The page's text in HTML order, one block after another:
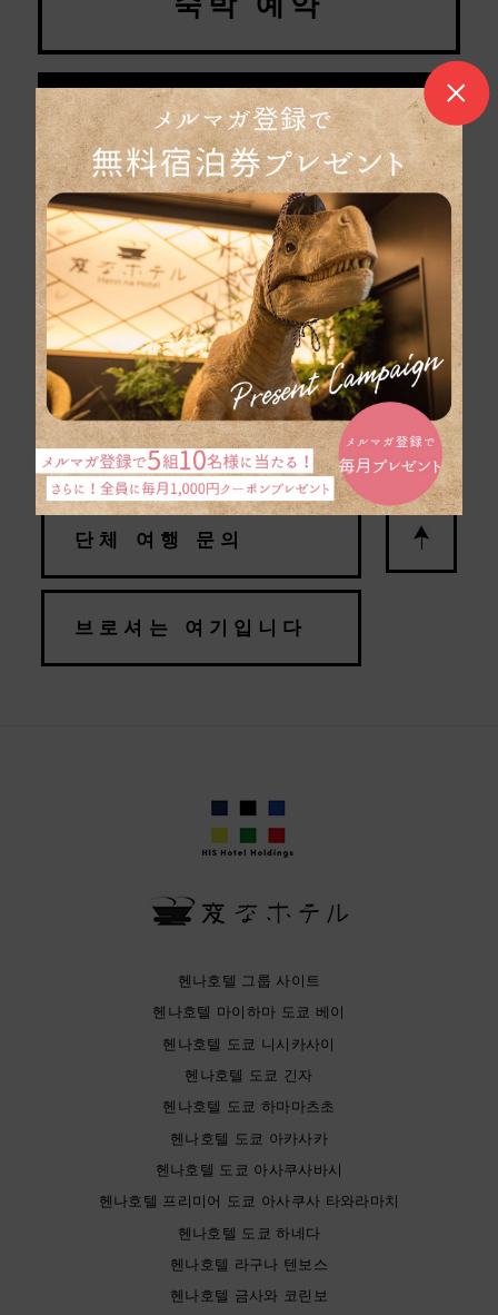
예약 확인・변경・취소
항공권・신칸센과 호텔을 동시에 예약하는 "다이나믹
패키지"는 여기
헨나호텔 도쿄 하마마츠초 고객센터
050-5894-3781
자주 묻는 질문숙박 약관
고객 괴롭힘에 대한 기본 방침
단체 여행 문의
브로셔는 여기입니다
헨나호텔 그룹 사이트
헨나호텔 마이하마 도쿄 베이
헨나호텔 도쿄 니시카사이
헨나호텔 도쿄 긴자
헨나호텔 도쿄 하마마츠초
헨나호텔 도쿄 아카사카
헨나호텔 도쿄 아사쿠사바시
헨나호텔 프리미어 도쿄 아사쿠사 타와라마치
헨나호텔 도쿄 하네다
헨나호텔 라구나 텐보스
헨나호텔 금사와 코린보